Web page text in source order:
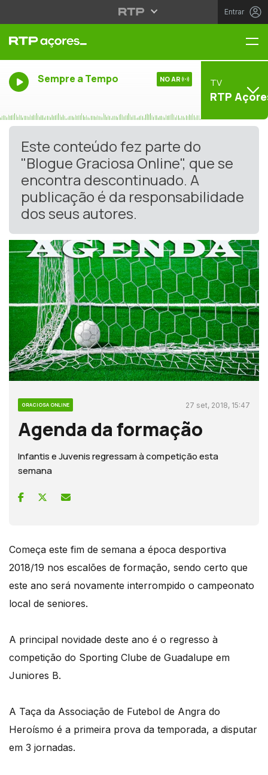
Entrar
Sempre a Tempo NO AR TV
RTP
Este conteúdo fez parte do
"Blogue Graciosa Online", que se
encontra descontinuado. A
publicação é da responsabilidade
dos seus autores.
GRACIOSA ONLINE 27 set, 2018, 15:47
Agenda da formação
Infantis e Juvenis regressam à competição esta
semana
Começa este fim de semana a época desportiva
2018/19 nos escalões de formação, sendo certo que
este ano será novamente interrompido o campeonato
local de seniores.
A principal novidade deste ano é o regresso à
competição do Sporting Clube de Guadalupe em
Juniores B.
A Taça da Associação de Futebol de Angra do
Heroísmo é a primeira prova da temporada, a disputar
em 3 jornadas.